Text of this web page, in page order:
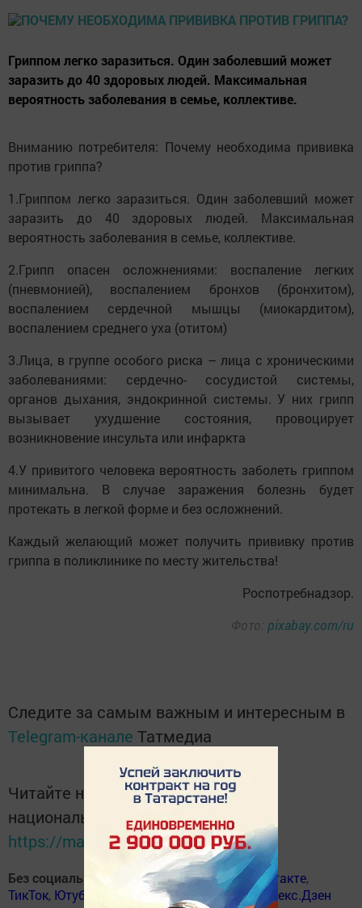
Гриппом легко заразиться. Один заболевший может
заразить до 40 здоровых людей. Максимальная
вероятность заболевания в семье, коллективе.
Вниманию потребителя: Почему необходима прививка
против гриппа?
1.Гриппом легко заразиться. Один заболевший может
заразить до 40 здоровых людей. Максимальная
вероятность заболевания в семье, коллективе.
2.Грипп опасен осложнениями: воспаление легких
(пневмонией), воспалением бронхов (бронхитом),
воспалением сердечной мышцы (миокардитом),
воспалением среднего уха (отитом)
3.Лица, в группе особого риска – лица с хроническими
заболеваниями: сердечно- сосудистой системы,
органов дыхания, эндокринной системы. У них грипп
вызывает ухудшение состояния, провоцирует
возникновение инсульта или инфаркта
4.У привитого человека вероятность заболеть гриппом
минимальна. В случае заражения болезнь будет
протекать в легкой форме и без осложнений.
Каждый желающий может получить прививку против
гриппа в поликлинике по месту жительства!
Роспотребнадзор.
Фото: pixabay.com/ru
Следите за самым важным и интересным в
Telegram-канале Татмедиа
Читайте новости Татарстана в
национальном мессенджере MАХ:
https://max.ru/tatmedia
Без социаль челтәрләрдә:ВКонтакте, ВКонтакте,
ТикТок, Ютуб Одноклассники Телеграм, Яндекс.Дзен